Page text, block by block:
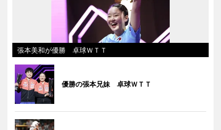
張本美和が優勝 卓球ＷＴＴ
優勝の張本兄妹 卓球ＷＴＴ